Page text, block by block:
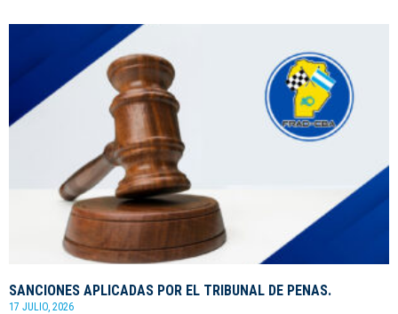
SANCIONES APLICADAS POR EL TRIBUNAL DE PENAS.
17 JULIO, 2026